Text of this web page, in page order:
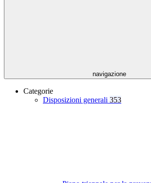
navigazione
Categorie
Disposizioni generali 353